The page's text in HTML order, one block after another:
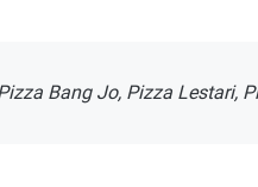
Bang Jo, Pizza Lestari,